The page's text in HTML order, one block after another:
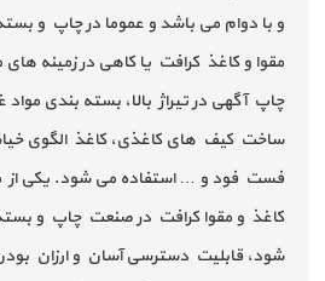
و با دوام می باشد و عموما در چاپ و
مقوا و کاغذ کرافت یا کاهی در زمینه های
چاپ آگهی در تیراژ بالا، بسته بندی مواد
ساخت کیف های کاغذی، کاغذ الگوی
فست فود و … استفاده می شود. یکی از
کاغذ و مقوا کرافت در صنعت چاپ و
شود، قابلیت دسترسی آسان و ارزان